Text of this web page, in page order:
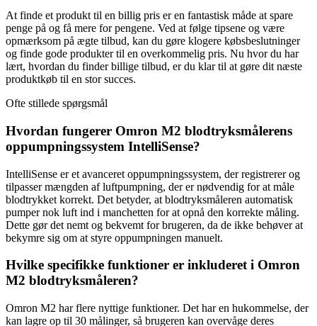
At finde et produkt til en billig pris er en fantastisk måde at spare
penge på og få mere for pengene. Ved at følge tipsene og være
opmærksom på ægte tilbud, kan du gøre klogere købsbeslutninger
og finde gode produkter til en overkommelig pris. Nu hvor du har
lært, hvordan du finder billige tilbud, er du klar til at gøre dit næste
produktkøb til en stor succes.
Ofte stillede spørgsmål
Hvordan fungerer Omron M2 blodtryksmålerens
oppumpningssystem IntelliSense?
IntelliSense er et avanceret oppumpningssystem, der registrerer og
tilpasser mængden af luftpumpning, der er nødvendig for at måle
blodtrykket korrekt. Det betyder, at blodtryksmåleren automatisk
pumper nok luft ind i manchetten for at opnå den korrekte måling.
Dette gør det nemt og bekvemt for brugeren, da de ikke behøver at
bekymre sig om at styre oppumpningen manuelt.
Hvilke specifikke funktioner er inkluderet i Omron
M2 blodtryksmåleren?
Omron M2 har flere nyttige funktioner. Det har en hukommelse, der
kan lagre op til 30 målinger, så brugeren kan overvåge deres